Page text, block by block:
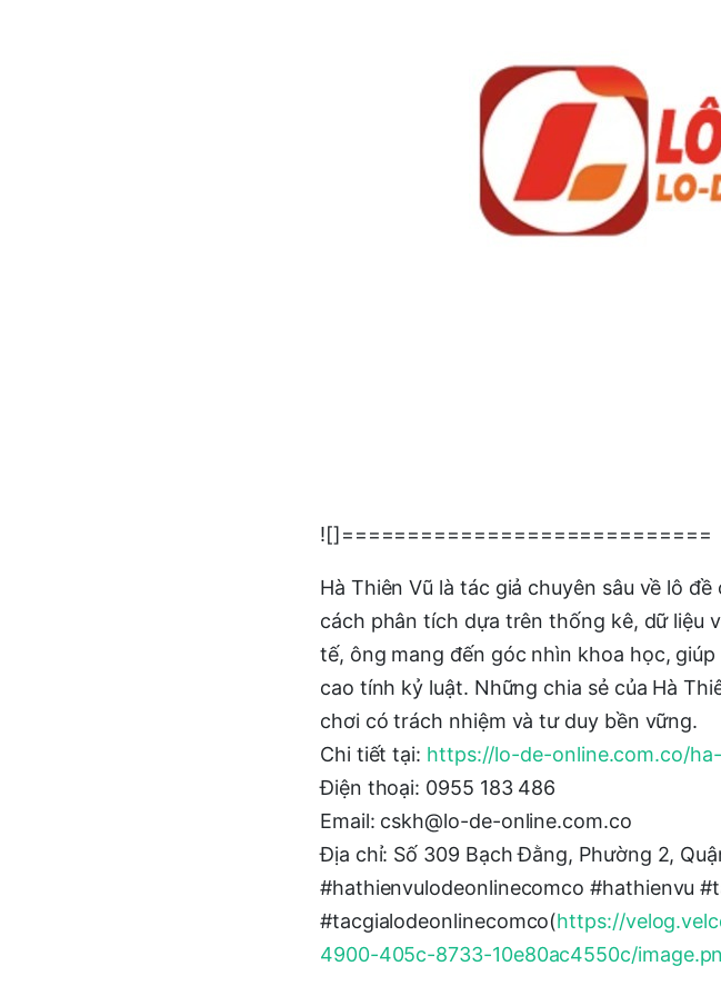
![]============================
Hà Thiên Vũ là tác giả chuyên sâu về lô đề
cách phân tích dựa trên thống kê, dữ liệu
tế, ông mang đến góc nhìn khoa học,
cao tính kỷ luật. Những chia sẻ của Hà
chơi có trách nhiệm và tư duy bền vững.
Chi tiết tại: https://lo-de-online.com.co/
Điện thoại: 0955 183 486
Email: cskh@lo-de-online.com.co
Địa chỉ: Số 309 Bạch Đằng, Phường 2,
#hathienvulodeonlinecomco #hathienvu
#tacgialodeonlinecomco(https://
4900-405c-8733-10e80ac4550c/